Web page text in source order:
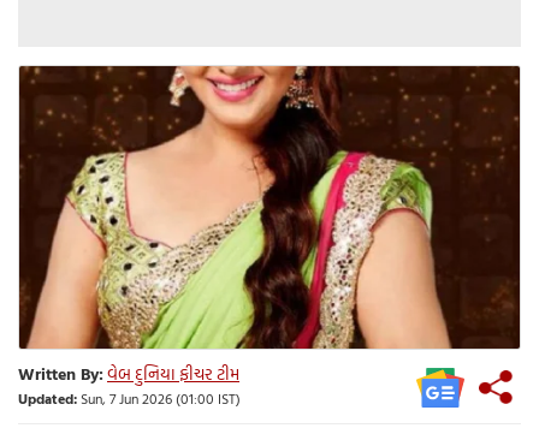
Written By:વેબ દુનિયા ફીચર ટીમ
Updated:Sun, 7 Jun 2026 (01:00 IST)